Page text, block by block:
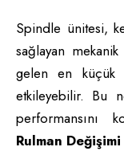
Spindle ünitesi,
sağlayan
gelen en küçük
etkileyebilir. Bu
performansını
Rulman Değişimi